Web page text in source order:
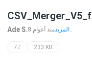
Ade S. 8 منذ أعوام المزيد...
7Z 233 KB